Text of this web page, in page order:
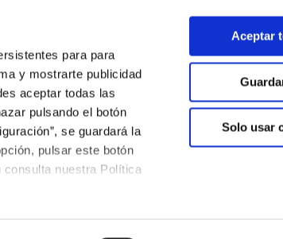
para para
y mostrarte publicidad
aceptar todas las
pulsando el botón
se guardará la
pulsar este botón
nuestra Política
Aceptar
Solo usar